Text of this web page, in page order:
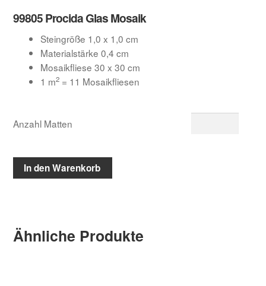
99805 Procida Glas Mosaik
Steingröße 1,0 x 1,0 cm
Materialstärke 0,4 cm
Mosaikfliese 30 x 30 cm
1 m2= 11 Mosaikfliesen
Anzahl Matten
In den Warenkorb
Ähnliche Produkte